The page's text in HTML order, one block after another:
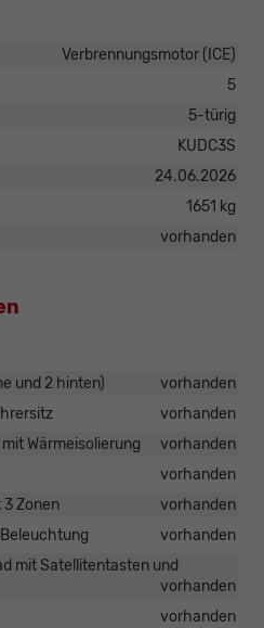
Verbrennungsmotor (ICE)
5
5-türig
KUDC3S
24.06.2026
1651 kg
vorhanden
und 2 hinten)
vorhanden
vorhanden
Wärmeisolierung
vorhanden
vorhanden
Zonen
vorhanden
vorhanden
mit Satellitentasten und
vorhanden
vorhanden